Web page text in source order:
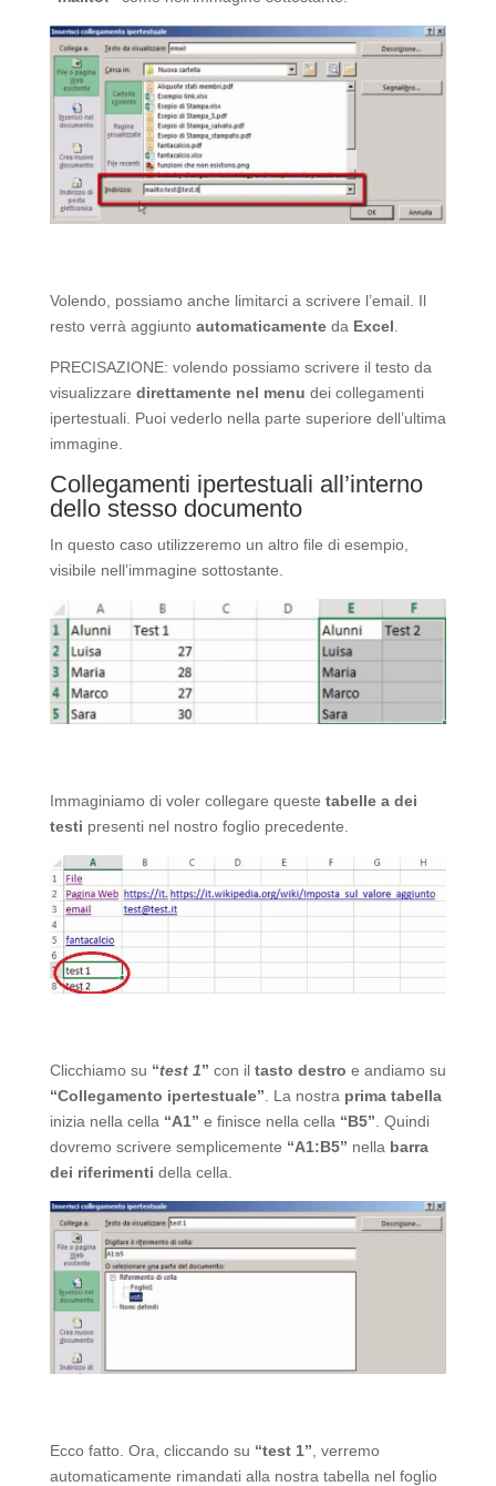
Volendo, possiamo anche limitarci a scrivere l’email. Il
resto verrà aggiunto automaticamenteda Excel
PRECISAZIONE: volendo possiamo scrivere il testo da
visualizzare direttamente nel menu dei collegamenti
ipertestuali. Puoi vederlo nella parte superiore dell’ultima
immagine.
Collegamenti ipertestuali all’interno
dello stesso documento
In questo caso utilizzeremo un altro file di esempio,
visibile nell’immagine sottostante.
Immaginiamo di voler collegare queste tabelle a dei
testi presenti nel nostro foglio precedente.
Clicchiamo su “test 1” con il tasto destro e andiamo su
“Collegamento ipertestuale”. La nostra prima tabella
inizia nella cella “A1” e finisce nella cella “B5”. Quindi
dovremo scrivere semplicemente “A1:B5” nella barra
dei riferimenti della cella.
Ecco fatto. Ora, cliccando su “test 1” , verremo
automaticamente rimandati alla nostra tabella nel foglio